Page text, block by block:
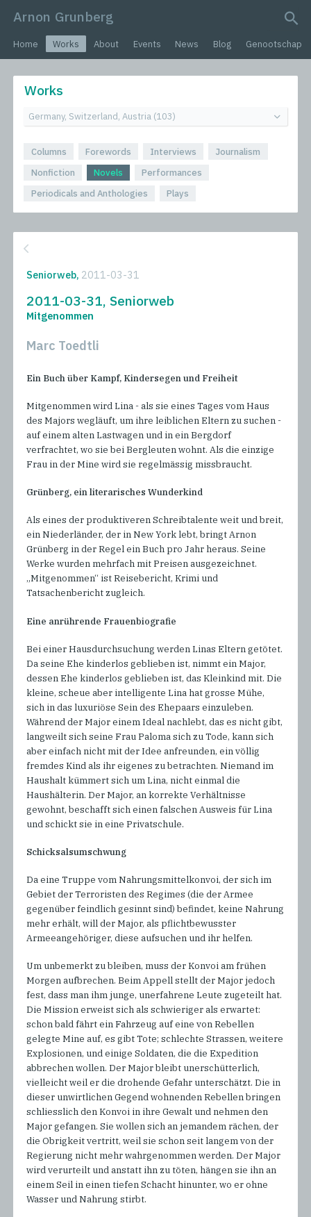
Arnon Grunberg
Home Works About Events News Blog Genootschap
Works
Columns Forewords Interviews
Journalism
Nonfiction
Novels
Performances
Periodicals and Anthologies
Plays
Seniorweb, 2011-03-31
2011-03-31, Seniorweb
Mitgenommen
Marc Toedtli
Ein Buch über Kampf, Kindersegen und Freiheit
Mitgenommen wird Lina - als sie eines Tages vom Haus
des Majors wegläuft, um ihre leiblichen Eltern zu suchen -
auf einem alten Lastwagen und in ein Bergdorf
verfrachtet, wo sie bei Bergleuten wohnt. Als die einzige
Frau in der Mine wird sie regelmässig missbraucht.
Grünberg, ein literarisches Wunderkind
Als eines der produktiveren Schreibtalente weit und breit,
ein Niederländer, der in New York lebt, bringt Arnon
Grünberg in der Regel ein Buch pro Jahr heraus. Seine
Werke wurden mehrfach mit Preisen ausgezeichnet.
„Mitgenommen“ ist Reisebericht, Krimi und
Tatsachenbericht zugleich.
Eine anrührende Frauenbiografie
Bei einer Hausdurchsuchung werden Linas Eltern getötet.
Da seine Ehe kinderlos geblieben ist, nimmt ein Major,
dessen Ehe kinderlos geblieben ist, das Kleinkind mit. Die
kleine, scheue aber intelligente Lina hat grosse Mühe,
sich in das luxuriöse Sein des Ehepaars einzuleben.
Während der Major einem Ideal nachlebt, das es nicht gibt,
langweilt sich seine Frau Paloma sich zu Tode, kann sich
aber einfach nicht mit der Idee anfreunden, ein völlig
fremdes Kind als ihr eigenes zu betrachten. Niemand im
Haushalt kümmert sich um Lina, nicht einmal die
Haushälterin. Der Major, an korrekte Verhältnisse
gewohnt, beschafft sich einen falschen Ausweis für Lina
und schickt sie in eine Privatschule.
Schicksalsumschwung
Da eine Truppe vom Nahrungsmittelkonvoi, der sich im
Gebiet der Terroristen des Regimes (die der Armee
gegenüber feindlich gesinnt sind) befindet, keine Nahrung
mehr erhält, will der Major, als pflichtbewusster
Armeeangehöriger, diese aufsuchen und ihr helfen.
Um unbemerkt zu bleiben, muss der Konvoi am frühen
Morgen aufbrechen. Beim Appell stellt der Major jedoch
fest, dass man ihm junge, unerfahrene Leute zugeteilt hat.
Die Mission erweist sich als schwieriger als erwartet:
schon bald fährt ein Fahrzeug auf eine von Rebellen
gelegte Mine auf, es gibt Tote; schlechte Strassen, weitere
Explosionen, und einige Soldaten, die die Expedition
abbrechen wollen. Der Major bleibt unerschütterlich,
vielleicht weil er die drohende Gefahr unterschätzt. Die in
dieser unwirtlichen Gegend wohnenden Rebellen bringen
schliesslich den Konvoi in ihre Gewalt und nehmen den
Major gefangen. Sie wollen sich an jemandem rächen, der
die Obrigkeit vertritt, weil sie schon seit langem von der
Regierung nicht mehr wahrgenommen werden. Der Major
wird verurteilt und anstatt ihn zu töten, hängen sie ihn an
einem Seil in einen tiefen Schacht hinunter, wo er ohne
Wasser und Nahrung stirbt.